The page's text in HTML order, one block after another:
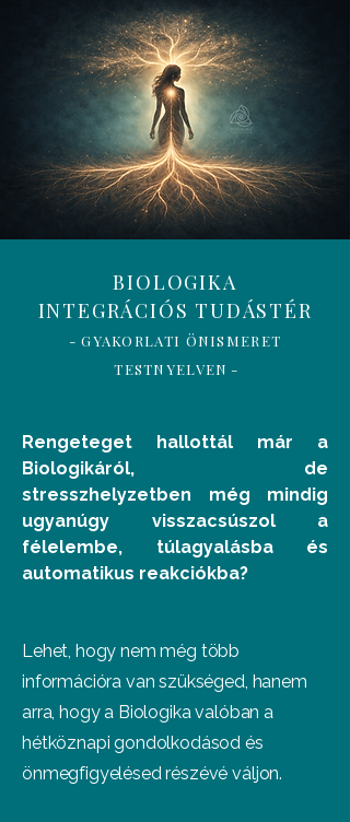
BIOLOGIKA
INTEGRÁCIÓS TUDÁSTÉR
- GYAKORLATI ÖNISMERET
TESTNYELVEN -
Rengeteget hallottál már a
Biologikáról, de
stresszhelyzetben még mindig
ugyanúgy visszacsúszol a
félelembe, túlagyalásba és
automatikus reakciókba?
Lehet, hogy nem még több
információra van szükséged, hanem
arra, hogy a Biologika valóban a
hétköznapi gondolkodásod és
önmegfigyelésed részévé váljon.